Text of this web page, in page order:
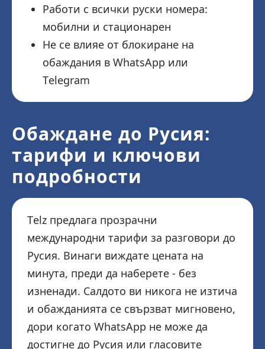
Работи с всички руски номера:
мобилни и стационарен
Не се влияе от блокиране на
обаждания в WhatsApp или
Telegram
Обаждане до Русия:
тарифи и ключови
подробности
Telz предлага прозрачни
международни тарифи за разговори до
Русия. Винаги виждате цената на
минута, преди да наберете - без
изненади. Салдото ви никога не изтича
и обажданията се свързват мигновено,
дори когато WhatsApp не може да
достигне до Русия или гласовите